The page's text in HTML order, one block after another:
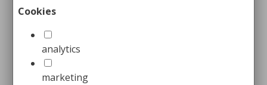
Fregona Industrial 350 gr
€
Fregona Industrial 350 gr Mopa
Cookies
analytics
marketing